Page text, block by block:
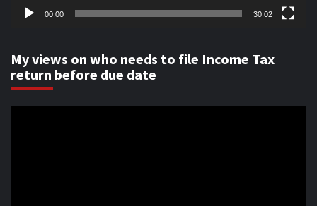
00:00 30:02
My views on who needs to file Income Tax
return before due date